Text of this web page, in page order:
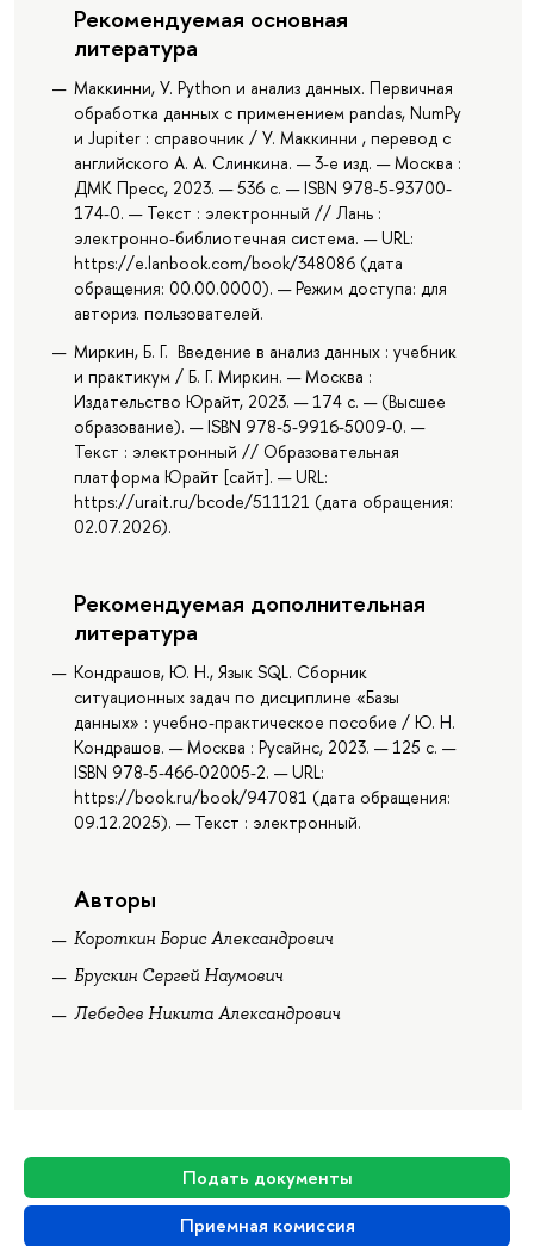
Подать документы
Приемная комиссия
Рекомендуемая основная
литература
Маккинни, У. Python и анализ данных. Первичная
обработка данных с применением pandas, NumPy
и Jupiter : справочник / У. Маккинни , перевод с
английского А. А. Слинкина. — 3-е изд. — Москва :
ДМК Пресс, 2023. — 536 с. — ISBN 978-5-93700-
174-0. — Текст : электронный // Лань :
электронно-библиотечная система. — URL:
https://e.lanbook.com/book/348086 (дата
обращения: 00.00.0000). — Режим доступа: для
авториз. пользователей.
Миркин, Б. Г. Введение в анализ данных : учебник
и практикум / Б. Г. Миркин. — Москва :
Издательство Юрайт, 2023. — 174 с. — (Высшее
образование). — ISBN 978-5-9916-5009-0. —
Текст : электронный // Образовательная
платформа Юрайт [сайт]. — URL:
https://urait.ru/bcode/511121 (дата обращения:
02.07.2026).
Рекомендуемая дополнительная
литература
Кондрашов, Ю. Н., Язык SQL. Сборник
ситуационных задач по дисциплине «Базы
данных» : учебно-практическое пособие / Ю. Н.
Кондрашов. — Москва : Русайнс, 2023. — 125 с. —
ISBN 978-5-466-02005-2. — URL:
https://book.ru/book/947081 (дата обращения:
09.12.2025). — Текст : электронный.
Авторы
Короткин Борис Александрович
Брускин Сергей Наумович
Лебедев Никита Александрович